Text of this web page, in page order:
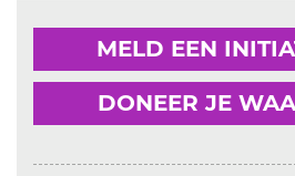
MELD EEN
DONEER JE